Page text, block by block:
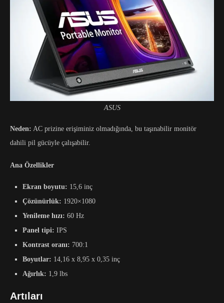
ASUS
Neden: AC prizine erişiminiz olmadığında, bu taşınabilir monitör
dahili pil gücüyle çalışabilir.
Ana Özellikler
Ekran boyutu: 15,6 inç
Çözünürlük: 1920×1080
Yenileme hızı: 60 Hz
Panel tipi: IPS
Kontrast oranı: 700:1
Boyutlar: 14,16 x 8,95 x 0,35 inç
Ağırlık: 1,9 lbs
Artıları